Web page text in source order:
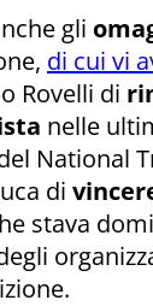
gli
di cui vi
Rovelli di
nelle
National
di
stava